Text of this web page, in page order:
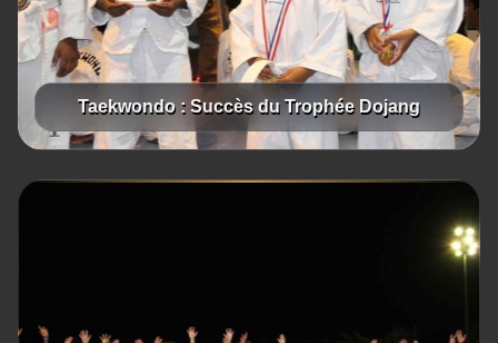
Taekwondo : Succès du Trophée Dojang